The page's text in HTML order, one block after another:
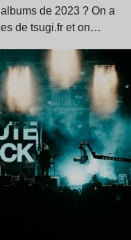
de 2023 ? On a
de tsugi.fr et on…